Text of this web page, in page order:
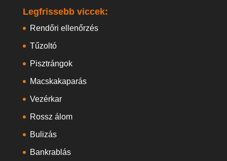
Legfrissebb viccek:
Rendőri ellenőrzés
Tűzoltó
Pisztrángok
Macskakaparás
Vezérkar
Rossz álom
Bulizás
Bankrablás